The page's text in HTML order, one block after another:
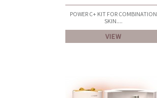
POWER C+ KIT FOR COMBINATION
SKIN....
VIEW